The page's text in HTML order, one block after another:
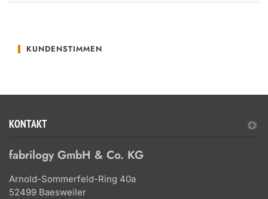
KUNDENSTIMMEN
KONTAKT
fabrilogy GmbH & Co. KG
Arnold-Sommerfeld-Ring 40a
52499 Baesweiler